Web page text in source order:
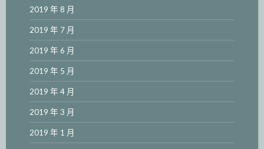
2019 年 8 月
2019 年 7 月
2019 年 6 月
2019 年 5 月
2019 年 4 月
2019 年 3 月
2019 年 1 月